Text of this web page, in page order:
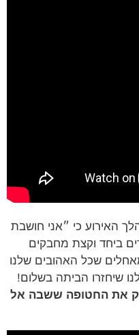
כי ״אני חושבת
וקצת מחבקים
שכל האהובים שלנו
הביתה בשלום!
החטופה ששבה אל